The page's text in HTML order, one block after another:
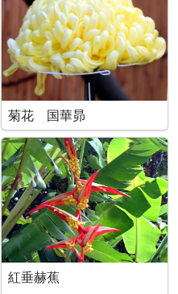
菊花 国華昴
紅垂赫蕉